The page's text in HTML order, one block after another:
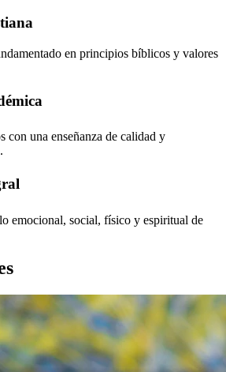
en principios bíblicos y valores
con una enseñanza de calidad y
emocional, social, físico y espiritual de